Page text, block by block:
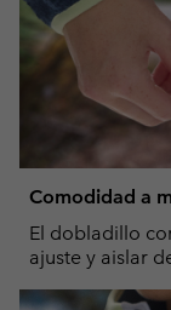
Comodidad a
El dobladillo
ajuste y aislar